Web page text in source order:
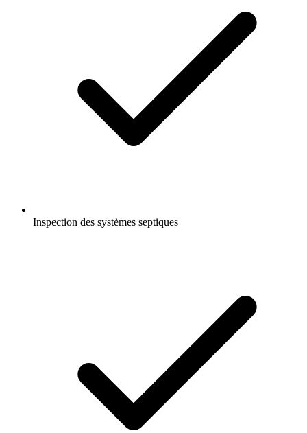
Inspection des systèmes septiques